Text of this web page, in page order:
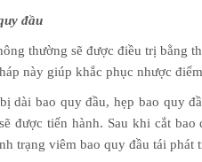
đầu
thường sẽ được điều trị bằng
này giúp khắc phục nhược
dài bao quy đầu, hẹp bao quy
được tiến hành. Sau khi cắt
trạng viêm bao quy đầu tái phát